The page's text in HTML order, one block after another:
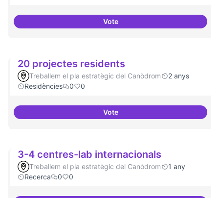
Vote10 projectes consolidats
20 projectes residents
Treballem el pla estratègic del Canòdrom
2 anys
Residències
0 0
Vote20 projectes residents
3-4 centres-lab internacionals
Treballem el pla estratègic del Canòdrom
1 any
Recerca
0 0